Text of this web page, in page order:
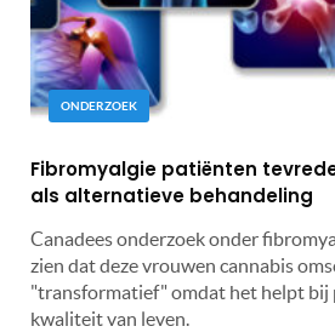
ONDERZOEK
Fibromyalgie patiënten
als alternatieve behandeling
Canadees onderzoek onder
zien dat deze vrouwen cannabis
"transformatief" omdat het helpt bij
kwaliteit van leven.